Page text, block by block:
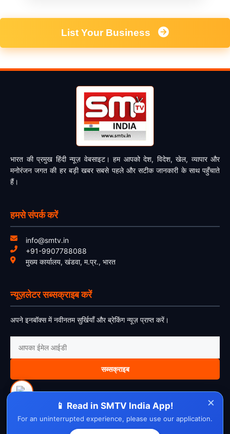
List Your Business
भारत की प्रमुख हिंदी न्यूज़ वेबसाइट। हम आपको देश, विदेश, खेल, व्यापार और
मनोरंजन जगत की हर बड़ी खबर सबसे पहले और सटीक जानकारी के साथ पहुँचाते
हैं।
हमसे संपर्क करें
info@smtv.in
+91-9907788088
मुख्य कार्यालय, खंडवा, म.प्र., भारत
न्यूज़लेटर सब्सक्राइब करें
अपने इनबॉक्स में नवीनतम सुर्खियाँ और ब्रेकिंग न्यूज़ प्राप्त करें।
सब्सक्राइब
About UsContact Us DisclaimerPrivacy PolicyCookie Policy
×
📱 Read in SMTV India App!
For an uninterrupted experience, please use our application.